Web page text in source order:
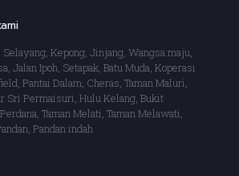
Selayang, Kepong, Jinjang, Wangsa maju,
Jalan Ipoh, Setapak, Batu Muda, Koperasi
Pantai Dalam, Cheras, Taman Maluri,
Sri Permaisuri, Hulu Kelang, Bukit
Taman Melati, Taman Melawati,
Pandan indah